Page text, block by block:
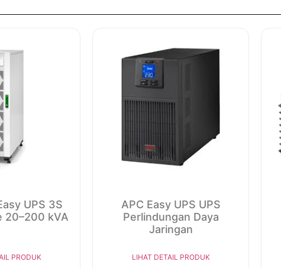
UPS 3S
20–200 kVA
PRODUK
APC Easy UPS UPS
Perlindungan Daya
Jaringan
LIHAT DETAIL PRODUK